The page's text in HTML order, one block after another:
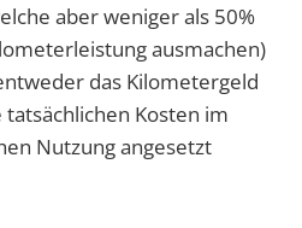
aber weniger als 50%
ausmachen)
das Kilometergeld
Kosten im
Nutzung angesetzt